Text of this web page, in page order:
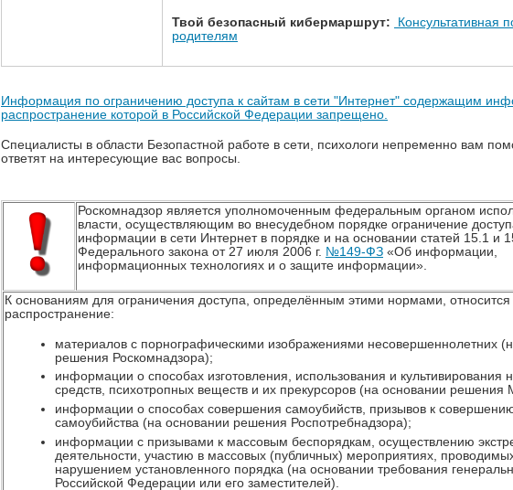
Твой безопасный кибермаршрут:
Консультативная
родителям
Информация по ограничению доступа к сайтам в сети "Интернет" содержащим
распространение которой в Российской Федерации запрещено.
Специалисты в области Безопастной работе в сети, психологи непременно вам
ответят на интересующие вас вопросы.
Роскомнадзор является уполномоченным федеральным органом
власти, осуществляющим во внесудебном порядке ограничение
информации в сети Интернет в порядке и на основании статей 15.1 и
Федерального закона от 27 июля 2006 г. №149-ФЗ «Об информации,
информационных технологиях и о защите информации».
К основаниям для ограничения доступа, определённым этими нормами, относится
распространение:
материалов с порнографическими изображениями несовершеннолетних
решения Роскомнадзора);
информации о способах изготовления, использования и культивирования
средств, психотропных веществ и их прекурсоров (на основании решения
информации о способах совершения самоубийств, призывов к
самоубийства (на основании решения Роспотребнадзора);
информации с призывами к массовым беспорядкам, осуществлению
деятельности, участию в массовых (публичных) мероприятиях,
нарушением установленного порядка (на основании требования
Российской Федерации или его заместителей).